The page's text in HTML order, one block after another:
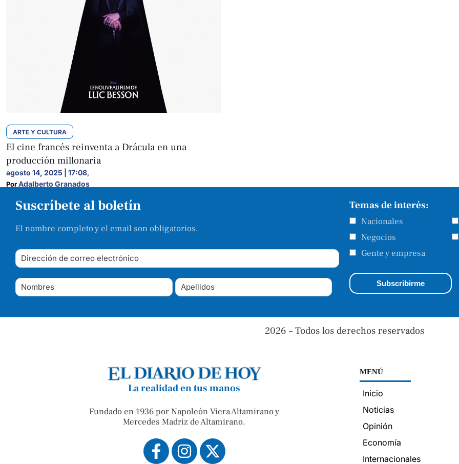
ARTE Y CULTURA
El cine francés reinventa a Drácula en una
producción millonaria
agosto 14, 2025 | 17:08,
Por Adalberto Granados
Suscríbete al boletín
El nombre completo y el email son obligatorios.
Temas de interés:
Nacionales
Negocios
Gente y empresa
2026 – Todos los derechos reservados
La realidad en tus manos
Fundado en 1936 por Napoleón Viera Altamirano y
Mercedes Madriz de Altamirano.
MENÚ
Inicio
Noticias
Opinión
Economía
Internacionales